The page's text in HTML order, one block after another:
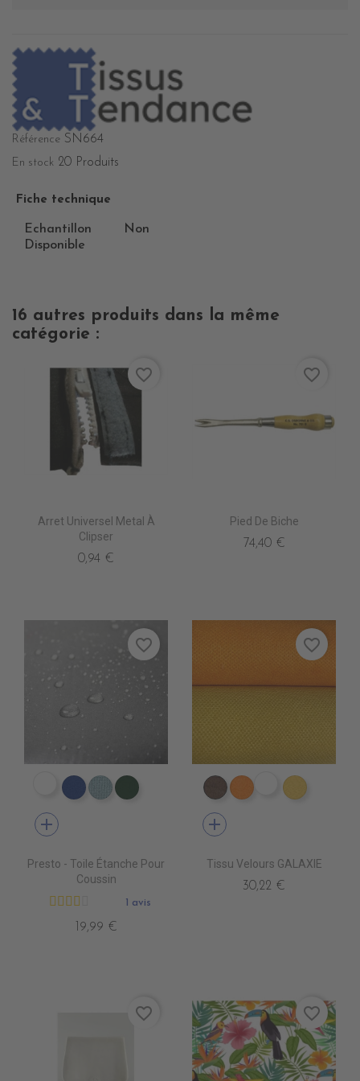
Référence SN664
En stock 20 Produits
Fiche technique
Echantillon
Disponible
Non
16 autres produits dans la même
catégorie :
Arret Universel Metal À
Clipser
0,94 €
favorite_border
Pied De Biche
74,40 €
favorite_border
DW0001 NAVY
DW0005 ROYAL
DW0009 BORDEAUX
DW0002 FORET
add
Presto - Toile Étanche Pour
Coussin
1 avis
19,99 €
favorite_border
ES1802 MARRON
ES1804 ORANGE
ES1809ES1824
add
Tissu Velours GALAXIE
30,22 €
favorite_border
favorite_border favorite_border